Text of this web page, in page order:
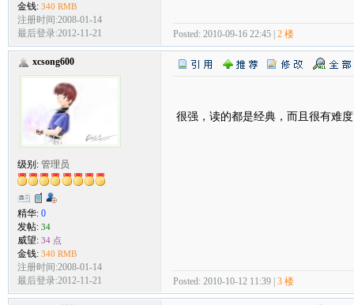
金钱: 340 RMB
注册时间:2008-01-14
最后登录:2012-11-21
Posted: 2010-09-16 22:45 | 2 楼
xcsong600
级别: 管理员
精华: 0
发帖: 34
威望: 34 点
金钱: 340 RMB
注册时间:2008-01-14
最后登录:2012-11-21
很强，读的都是经典，而且很有难
Posted: 2010-10-12 11:39 | 3 楼